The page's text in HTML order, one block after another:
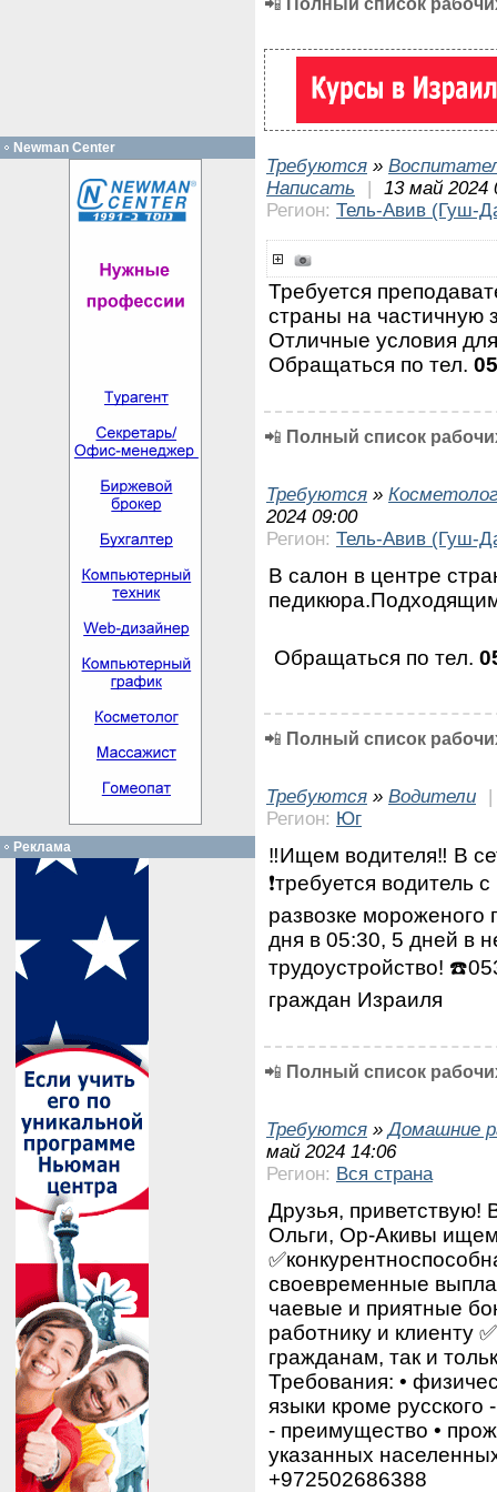
Требуются »
Написать
|
13 май 2024
Регион: Тель-Авив (Гуш-
Требуется
страны на частичную
Отличные условия
Обращаться по тел.
📲 Полный список
Требуются »
2024 09:00
Регион: Тель-Авив (Гуш-
В салон в центре
Обращаться по тел.
📲 Полный список
Требуются » Водители
|
Регион: Юг
‼️Ищем водителя‼️ В
❗требуется водитель
развозке мороженого
дня в 05:30, 5 дней в
трудоустройство!
граждан Израиля
📲 Полный список
Требуются »Домашние
май 2024 14:06
Регион: Вся страна
Друзья, приветствую!
Ольги, Ор-Акивы
своевременные
чаевые и приятные
работнику и клиенту
гражданам, так и
Требования: •⁠
⁠языки кроме
- преимущество •⁠
указанных
+972502686388
Newman Center
Реклама